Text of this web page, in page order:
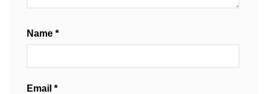
Name *
Email *